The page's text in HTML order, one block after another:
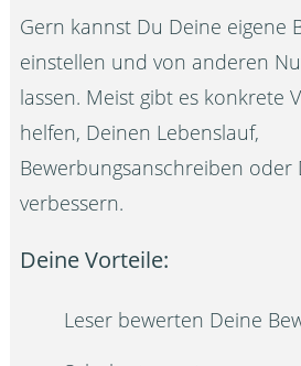
Gern kannst Du Deine eigene
einstellen und von anderen
lassen. Meist gibt es konkrete
helfen, Deinen Lebenslauf,
Bewerbungsanschreiben oder
verbessern.
Deine Vorteile:
Leser bewerten Deine